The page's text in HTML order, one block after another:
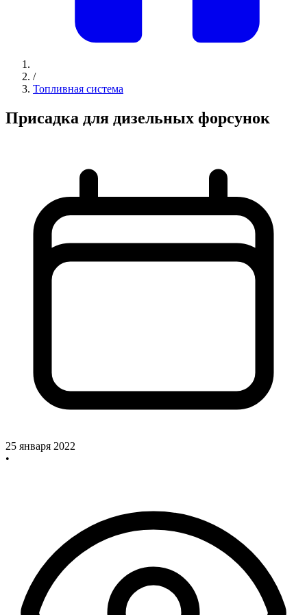
/
Топливная система
Присадка для дизельных форсунок
25 января 2022
•